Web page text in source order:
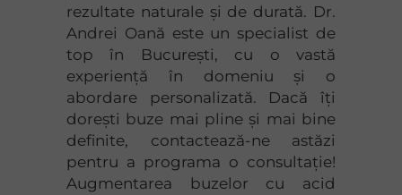
rezultate naturale și de durată. Dr.
Andrei Oană este un specialist de
top în București, cu o vastă
experiență în domeniu și o
abordare personalizată. Dacă îți
dorești buze mai pline și mai bine
definite, contactează-ne astăzi
pentru a programa o consultație!
Augmentarea buzelor cu acid